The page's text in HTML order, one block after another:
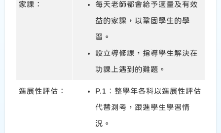
家課： 每天老師都會給予適量及有效
益的家課，以鞏固學生的學
習。
設立導修課，指導學生解決在
功課上遇到的難題。
進展性評估： P.1︰整學年各科以進展性評估
代替測考，跟進學生學習情
況。